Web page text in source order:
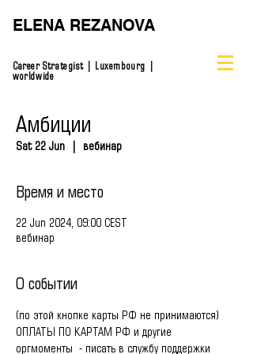
ELENA REZANOVA
Career Strategist | Luxembourg |
worldwide
Амбиции
Sat 22 Jun вебинар
Время и место
22 Jun 2024, 09:00 CEST
вебинар
О событии
(по этой кнопке карты РФ не принимаются)
ОПЛАТЫ ПО КАРТАМ РФ и другие
оргмоменты  - писать в службу поддержки